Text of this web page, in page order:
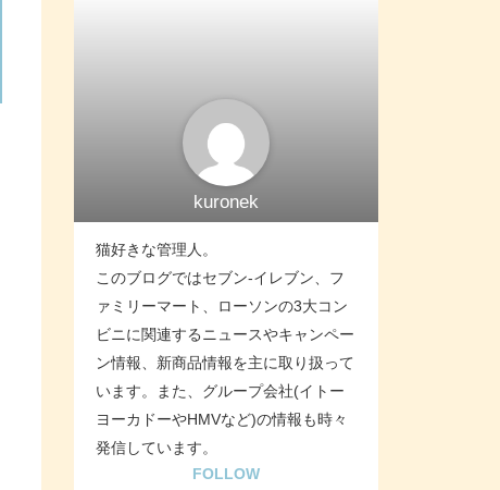
kuronek
猫好きな管理人。
このブログではセブン-イレブン、フ
ァミリーマート、ローソンの3大コン
ビニに関連するニュースやキャンペー
ン情報、新商品情報を主に取り扱って
います。また、グループ会社(イトー
ヨーカドーやHMVなど)の情報も時々
発信しています。
FOLLOW